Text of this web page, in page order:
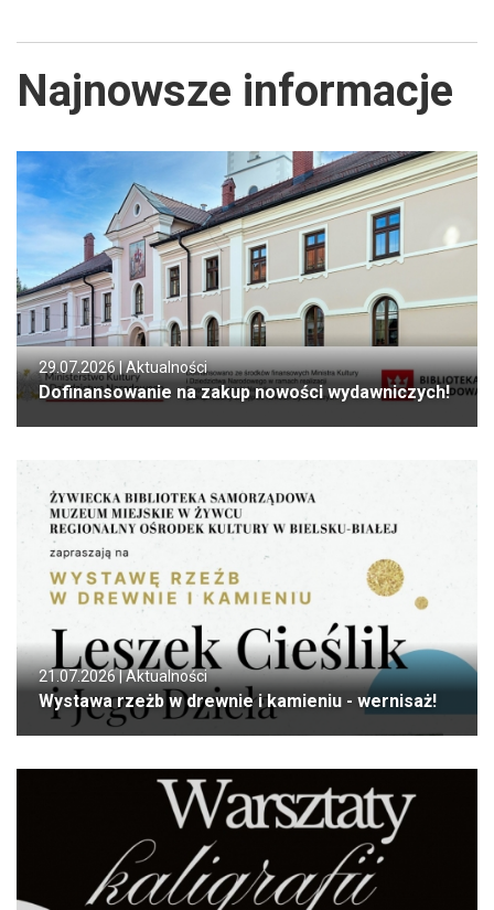
Najnowsze informacje
29.07.2026 |Aktualności
Dofinansowanie na zakup nowości wydawniczych!
21.07.2026 |Aktualności
Wystawa rzeżb w drewnie i kamieniu - wernisaż!